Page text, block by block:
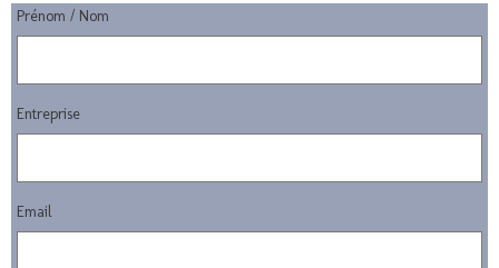
Prénom / Nom
Entreprise
Email